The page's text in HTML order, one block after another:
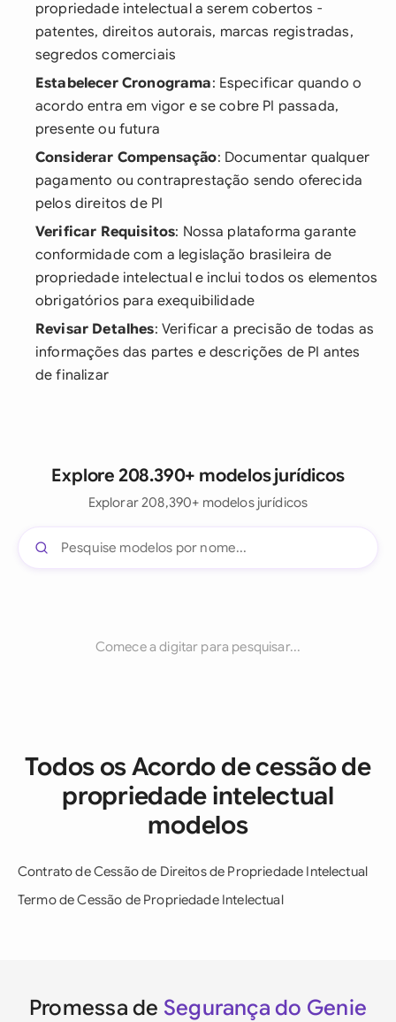
propriedade intelectual a serem cobertos -
patentes, direitos autorais, marcas registradas,
segredos comerciais
Estabelecer Cronograma: Especificar quando o
acordo entra em vigor e se cobre PI passada,
presente ou futura
Considerar Compensação: Documentar qualquer
pagamento ou contraprestação sendo oferecida
pelos direitos de PI
Verificar Requisitos: Nossa plataforma garante
conformidade com a legislação brasileira de
propriedade intelectual e inclui todos os elementos
obrigatórios para exequibilidade
Revisar Detalhes: Verificar a precisão de todas as
informações das partes e descrições de PI antes
de finalizar
Explore 208.390+ modelos jurídicos
Explorar 208,390+ modelos jurídicos
Comece a digitar para pesquisar...
Todos os Acordo de cessão de
propriedade intelectual
modelos
Contrato de Cessão de Direitos de Propriedade Intelectual
Termo de Cessão de Propriedade Intelectual
Promessa de Segurança do Genie